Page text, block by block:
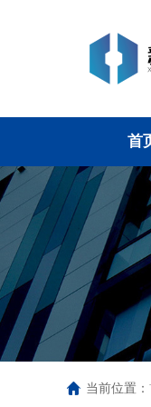
首
当前位置：